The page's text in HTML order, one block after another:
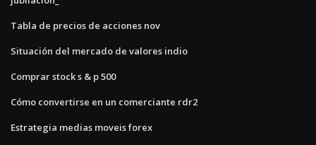
Tabla de precios de acciones nov
Situación del mercado de valores indio
Comprar stock s & p 500
Cómo convertirse en un comerciante rdr2
Estrategia medias moveis forex